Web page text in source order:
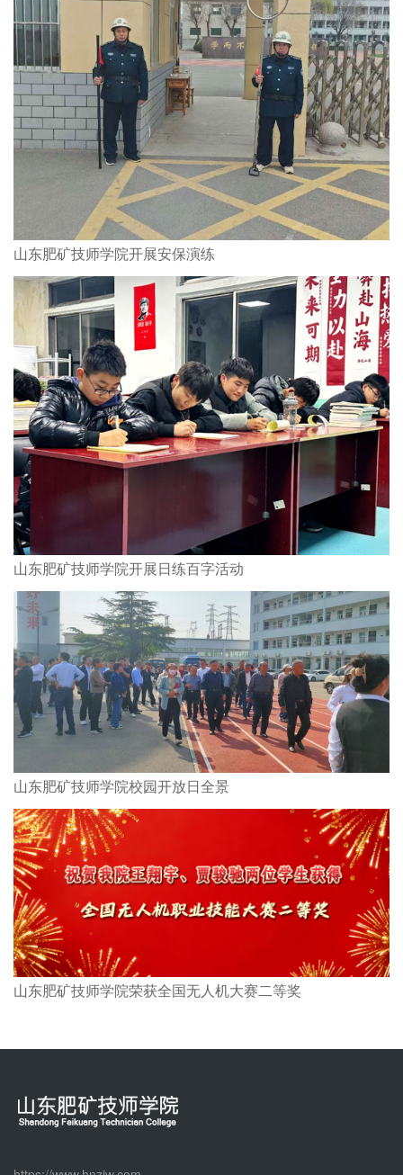
山东肥矿技师学院开展安保演练
山东肥矿技师学院开展日练百字活动
山东肥矿技师学院校园开放日全景
山东肥矿技师学院荣获全国无人机大赛二等奖